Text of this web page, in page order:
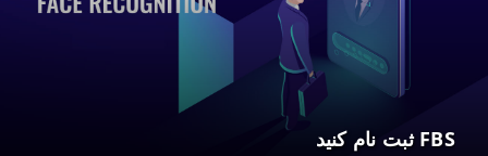
FBS ثبت نام کنید